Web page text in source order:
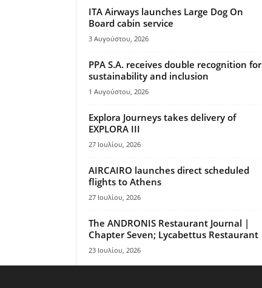
ITA Airways launches Large Dog On
Board cabin service
3 Αυγούστου, 2026
PPA S.A. receives double recognition for
sustainability and inclusion
1 Αυγούστου, 2026
Explora Journeys takes delivery of
EXPLORA III
27 Ιουλίου, 2026
AIRCAIRO launches direct scheduled
flights to Athens
27 Ιουλίου, 2026
The ANDRONIS Restaurant Journal |
Chapter Seven; Lycabettus Restaurant
23 Ιουλίου, 2026